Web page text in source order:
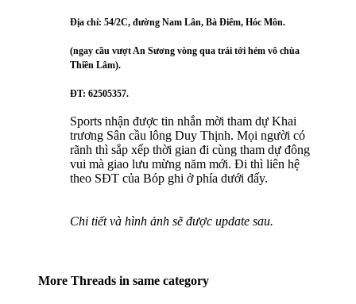
Địa chỉ: 54/2C, đường Nam Lân, Bà Điểm, Hóc Môn.
(ngay cầu vượt An Sương vòng qua trái tới hẻm vô chùa
Thiền Lâm).
ĐT: 62505357.
Sports nhận được tin nhắn mời tham dự Khai
trương Sân cầu lông Duy Thịnh. Mọi người có
rãnh thì sắp xếp thời gian đi cùng tham dự đông
vui mà giao lưu mừng năm mới. Đi thì liên hệ
theo SĐT của Bóp ghi ở phía dưới đấy.
Chi tiết và hình ảnh sẽ được update sau.
More Threads in same category